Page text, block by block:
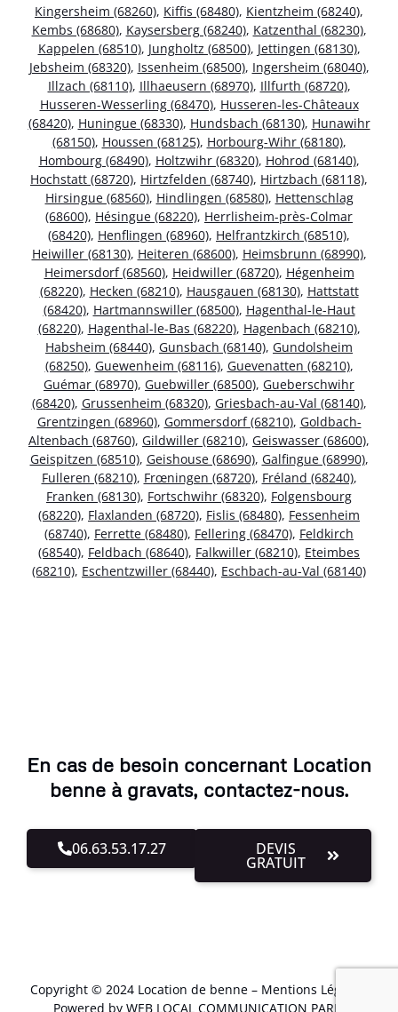
Kingersheim (68260), Kiffis (68480), Kientzheim (68240),
Kembs (68680), Kaysersberg (68240), Katzenthal (68230),
Kappelen (68510), Jungholtz (68500), Jettingen (68130),
Jebsheim (68320), Issenheim (68500), Ingersheim (68040),
Illzach (68110), Illhaeusern (68970), Illfurth (68720),
Husseren-Wesserling (68470), Husseren-les-Châteaux
(68420), Huningue (68330), Hundsbach (68130), Hunawihr
(68150), Houssen (68125), Horbourg-Wihr (68180),
Hombourg (68490), Holtzwihr (68320), Hohrod (68140),
Hochstatt (68720), Hirtzfelden (68740), Hirtzbach (68118),
Hirsingue (68560), Hindlingen (68580), Hettenschlag
(68600), Hésingue (68220), Herrlisheim-près-Colmar
(68420), Henflingen (68960), Helfrantzkirch (68510),
Heiwiller (68130), Heiteren (68600), Heimsbrunn (68990),
Heimersdorf (68560), Heidwiller (68720), Hégenheim
(68220), Hecken (68210), Hausgauen (68130), Hattstatt
(68420), Hartmannswiller (68500), Hagenthal-le-Haut
(68220), Hagenthal-le-Bas (68220), Hagenbach (68210),
Habsheim (68440), Gunsbach (68140), Gundolsheim
(68250), Guewenheim (68116), Guevenatten (68210),
Guémar (68970), Guebwiller (68500), Gueberschwihr
(68420), Grussenheim (68320), Griesbach-au-Val (68140),
Grentzingen (68960), Gommersdorf (68210), Goldbach-
Altenbach (68760), Gildwiller (68210), Geiswasser (68600),
Geispitzen (68510), Geishouse (68690), Galfingue (68990),
Fulleren (68210), Frœningen (68720), Fréland (68240),
Franken (68130), Fortschwihr (68320), Folgensbourg
(68220), Flaxlanden (68720), Fislis (68480), Fessenheim
(68740), Ferrette (68480), Fellering (68470), Feldkirch
(68540), Feldbach (68640), Falkwiller (68210), Eteimbes
(68210), Eschentzwiller (68440), Eschbach-au-Val (68140)
En cas de besoin concernant Location
benne à gravats, contactez-nous.
06.63.53.17.27 DEVIS
GRATUIT
Copyright © 2024 Location de benne – Mentions Légales
Powered by WEB LOCAL COMMUNICATION PARIS